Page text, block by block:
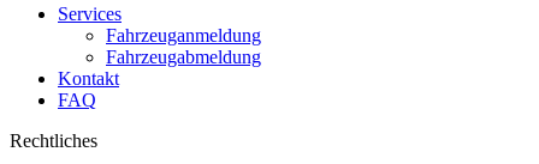
Services
Fahrzeuganmeldung
Fahrzeugabmeldung
Kontakt
FAQ
Rechtliches